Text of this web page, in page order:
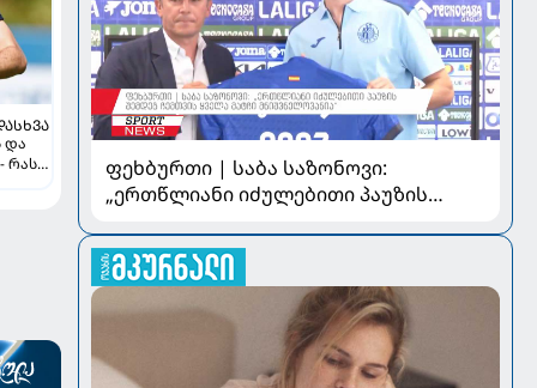
და
რას
ფეხბურთი | საბა საზონოვი:
„ერთწლიანი იძულებითი პაუზის
მნიშვნელოვანია“